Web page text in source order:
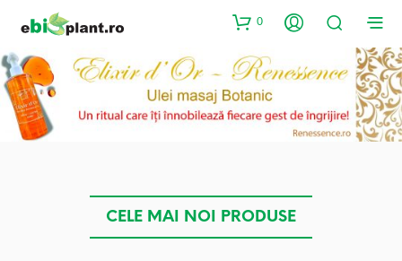
0
CELE MAI NOI PRODUSE